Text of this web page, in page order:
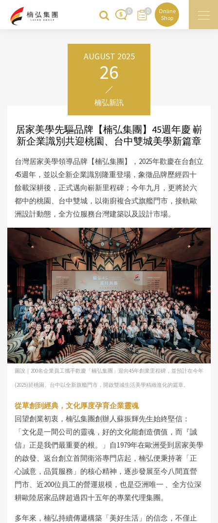
0 0
Online
Shop
AUGUST 2025
26
楠弘新訊
居家美學先驅品牌【楠弘集團】45週年慶 嶄
新企業識別共迎桃園、台中雙城美學新篇章
台灣居家美學領導品牌【楠弘集團】，2025年歡慶在台創立
45週年，並以全新企業識別隆重登場，象徵品牌歷經四十
餘載深耕後，正式邁向嶄新里程碑；今年九月，更將於六
都中的桃園、台中雙城，以衛廚複合式旗艦門市，接軌歐
洲設計動態，全方位服務台灣建築以及設計市場。
圖說｜200名企業員工攜手歡慶「楠弘集團」迎向45年創業里程碑，並預計在今年
(2025)於桃園、台中以全新旗艦門市，開啟雙城生活美學精緻進化的篇章。
從草創到經典，文化厚度孕育企業靈魂
回望創業初衷，楠弘集團創辦人蘇振輝先生始終堅信：
「文化是一間公司的靈魂，好的文化能創造價值，而『誠
信』正是我們最重要的根。」自1979年在歐洲受到居家美學
的啟發、返台創立首間衛浴專門店起，楠弘便秉持著「正
心誠意，品質服務」的核心精神，逐步發展至今八間直營
門市、近200位員工的營運規模，也是亞洲唯一 、全方位深
耕歐陸居家品牌超過四十五年的專業代理集團。
多年來，楠弘持續傳遞構築「美好生活」的信念，不僅止